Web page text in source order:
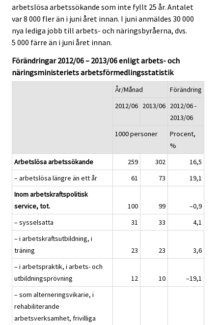
arbetslösa arbetssökande som inte fyllt 25 år. Antalet
var 8 000 fler än i juni året innan. I juni anmäldes 30 000
nya lediga jobb till arbets- och näringsbyråerna, dvs.
5 000 färre än i juni året innan.
Förändringar 2012/06 – 2013/06 enligt arbets- och
näringsministeriets arbetsförmedlingsstatistik
År/Månad
Förändring
2012/06 2013/06 2012/06 -
2013/06
1000 personer
Procent,
%
Arbetslösa arbetssökande
259 302
16,5
– arbetslösa längre än ett år
61 73
19,1
Inom arbetskraftspolitisk
service, tot.
100 99
–0,9
– sysselsatta
31 33
4,1
– i arbetskraftsutbildning, i
träning
23 23
3,6
– i arbetspraktik, i arbets- och
utbildningsprövning
12 10
–19,1
– som alterneringsvikarie, i
rehabiliterande
arbetsverksamhet, frivilliga